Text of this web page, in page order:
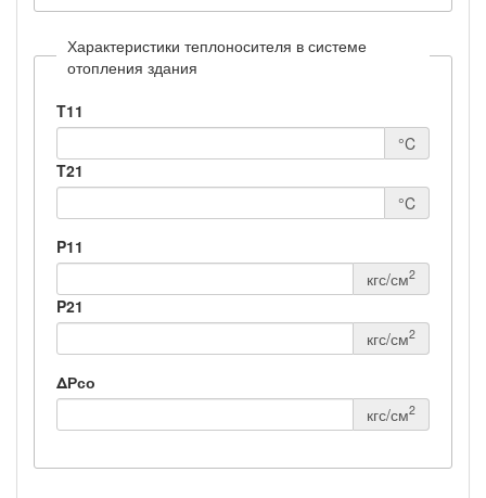
Характеристики теплоносителя в системе
отопления здания
T11
°C
T21
°C
P11
кгс/см2
P21
кгс/см2
ΔРсо
кгс/см2